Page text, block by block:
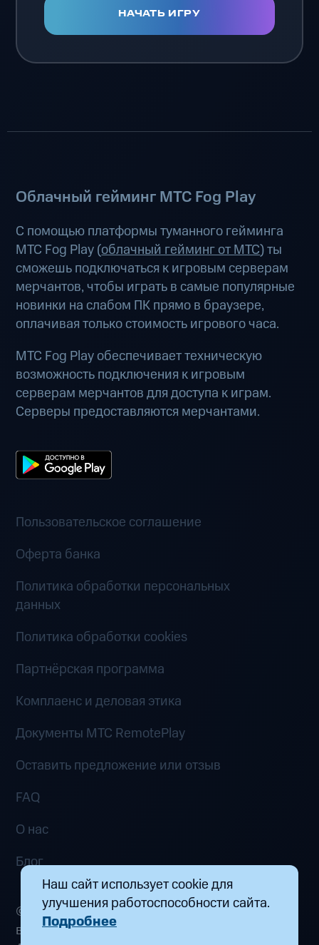
Наш сайт использует cookie для
улучшения работоспособности сайта.
Подробнее
НАЧАТЬ ИГРУ
Облачный гейминг МТС Fog Play
С помощью платформы туманного гейминга
МТС Fog Play (облачный гейминг от МТС) ты
сможешь подключаться к игровым серверам
мерчантов, чтобы играть в самые популярные
новинки на слабом ПК прямо в браузере,
оплачивая только стоимость игрового часа.
МТС Fog Play обеспечивает техническую
возможность подключения к игровым
серверам мерчантов для доступа к играм.
Серверы предоставляются мерчантами.
Пользовательское соглашение
Оферта банка
Политика обработки персональных
данных
Политика обработки cookies
Партнёрская программа
Комплаенс и деловая этика
Документы MTC RemotePlay
Оставить предложение или отзыв
FAQ
О нас
Блог
© 2026 ООО «Маркетплейс распределенных
вычислений». Все права защищены